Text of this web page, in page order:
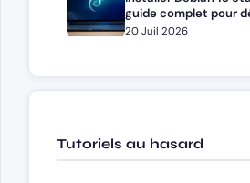
guide complet pour
administrateurs
20 Juil 2026
Tutoriels au hasard